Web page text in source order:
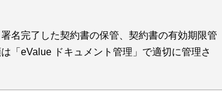
名完了した契約書の保管、契約書の有効期限管
「eValue ドキュメント管理」で適切に管理さ